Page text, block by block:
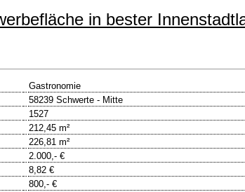
in bester
Gastronomie
58239 Schwerte - Mitte
1527
212,45 m²
226,81 m²
2.000,- €
8,82 €
800,- €